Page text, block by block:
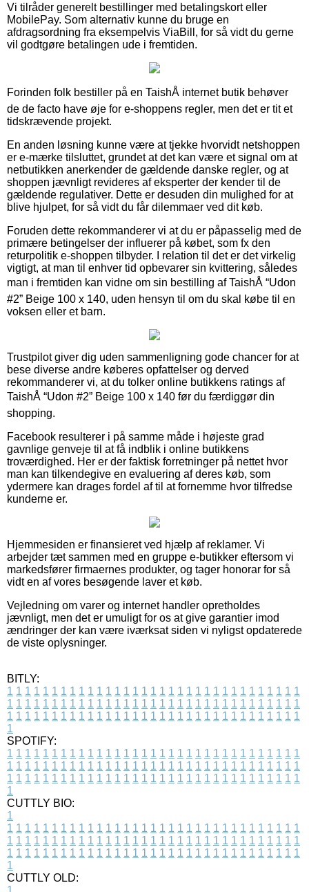
Vi tilråder generelt bestillinger med betalingskort eller
MobilePay. Som alternativ kunne du bruge en
afdragsordning fra eksempelvis ViaBill, for så vidt du gerne
vil godtgøre betalingen ude i fremtiden.
Forinden folk bestiller på en TaishÅ internet butik behøver
de de facto have øje for e-shoppens regler, men det er tit et
tidskrævende projekt.
En anden løsning kunne være at tjekke hvorvidt netshoppen
er e-mærke tilsluttet, grundet at det kan være et signal om at
netbutikken anerkender de gældende danske regler, og at
shoppen jævnligt revideres af eksperter der kender til de
gældende regulativer. Dette er desuden din mulighed for at
blive hjulpet, for så vidt du får dilemmaer ved dit køb.
Foruden dette rekommanderer vi at du er påpasselig med de
primære betingelser der influerer på købet, som fx den
returpolitik e-shoppen tilbyder. I relation til det er det virkelig
vigtigt, at man til enhver tid opbevarer sin kvittering, således
man i fremtiden kan vidne om sin bestilling af TaishÅ “Udon
#2” Beige 100 x 140, uden hensyn til om du skal købe til en
voksen eller et barn.
Trustpilot giver dig uden sammenligning gode chancer for at
bese diverse andre køberes opfattelser og derved
rekommanderer vi, at du tolker online butikkens ratings af
TaishÅ “Udon #2” Beige 100 x 140 før du færdiggør din
shopping.
Facebook resulterer i på samme måde i højeste grad
gavnlige genveje til at få indblik i online butikkens
troværdighed. Her er der faktisk forretninger på nettet hvor
man kan tilkendegive en evaluering af deres køb, som
ydermere kan drages fordel af til at fornemme hvor tilfredse
kunderne er.
Hjemmesiden er finansieret ved hjælp af reklamer. Vi
arbejder tæt sammen med en gruppe e-butikker eftersom vi
markedsfører firmaernes produkter, og tager honorar for så
vidt en af vores besøgende laver et køb.
Vejledning om varer og internet handler opretholdes
jævnligt, men det er umuligt for os at give garantier imod
ændringer der kan være iværksat siden vi nyligst opdaterede
de viste oplysninger.
BITLY:
1 1 1 1 1 1 1 1 1 1 1 1 1 1 1 1 1 1 1 1 1 1 1 1 1 1 1 1 1 1 1 1 1
1 1 1 1 1 1 1 1 1 1 1 1 1 1 1 1 1 1 1 1 1 1 1 1 1 1 1 1 1 1 1 1 1
1 1 1 1 1 1 1 1 1 1 1 1 1 1 1 1 1 1 1 1 1 1 1 1 1 1 1 1 1 1 1 1 1
1
SPOTIFY:
1 1 1 1 1 1 1 1 1 1 1 1 1 1 1 1 1 1 1 1 1 1 1 1 1 1 1 1 1 1 1 1 1
1 1 1 1 1 1 1 1 1 1 1 1 1 1 1 1 1 1 1 1 1 1 1 1 1 1 1 1 1 1 1 1 1
1 1 1 1 1 1 1 1 1 1 1 1 1 1 1 1 1 1 1 1 1 1 1 1 1 1 1 1 1 1 1 1 1
1
CUTTLY BIO:
1
1 1 1 1 1 1 1 1 1 1 1 1 1 1 1 1 1 1 1 1 1 1 1 1 1 1 1 1 1 1 1 1 1
1 1 1 1 1 1 1 1 1 1 1 1 1 1 1 1 1 1 1 1 1 1 1 1 1 1 1 1 1 1 1 1 1
1 1 1 1 1 1 1 1 1 1 1 1 1 1 1 1 1 1 1 1 1 1 1 1 1 1 1 1 1 1 1 1 1
1
CUTTLY OLD: